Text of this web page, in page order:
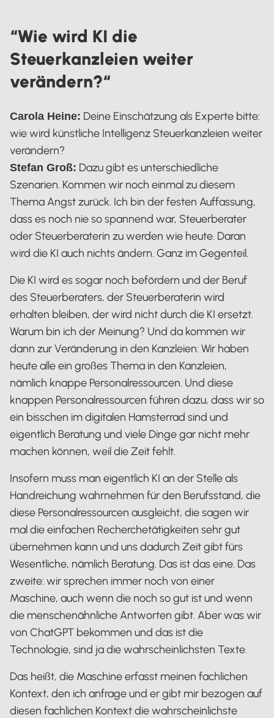
“Wie wird KI die
Steuerkanzleien weiter
verändern?“
Carola Heine: Deine Einschätzung als Experte bitte:
wie wird künstliche Intelligenz Steuerkanzleien weiter
verändern?
Stefan Groß: Dazu gibt es unterschiedliche
Szenarien. Kommen wir noch einmal zu diesem
Thema Angst zurück. Ich bin der festen Auffassung,
dass es noch nie so spannend war, Steuerberater
oder Steuerberaterin zu werden wie heute. Daran
wird die KI auch nichts ändern. Ganz im Gegenteil.
Die KI wird es sogar noch befördern und der Beruf
des Steuerberaters, der Steuerberaterin wird
erhalten bleiben, der wird nicht durch die KI ersetzt.
Warum bin ich der Meinung? Und da kommen wir
dann zur Veränderung in den Kanzleien: Wir haben
heute alle ein großes Thema in den Kanzleien,
nämlich knappe Personalressourcen. Und diese
knappen Personalressourcen führen dazu, dass wir so
ein bisschen im digitalen Hamsterrad sind und
eigentlich Beratung und viele Dinge gar nicht mehr
machen können, weil die Zeit fehlt.
Insofern muss man eigentlich KI an der Stelle als
Handreichung wahrnehmen für den Berufsstand, die
diese Personalressourcen ausgleicht, die sagen wir
mal die einfachen Recherchetätigkeiten sehr gut
übernehmen kann und uns dadurch Zeit gibt fürs
Wesentliche, nämlich Beratung. Das ist das eine. Das
zweite: wir sprechen immer noch von einer
Maschine, auch wenn die noch so gut ist und wenn
die menschenähnliche Antworten gibt. Aber was wir
von ChatGPT bekommen und das ist die
Technologie, sind ja die wahrscheinlichsten Texte.
Das heißt, die Maschine erfasst meinen fachlichen
Kontext, den ich anfrage und er gibt mir bezogen auf
diesen fachlichen Kontext die wahrscheinlichste